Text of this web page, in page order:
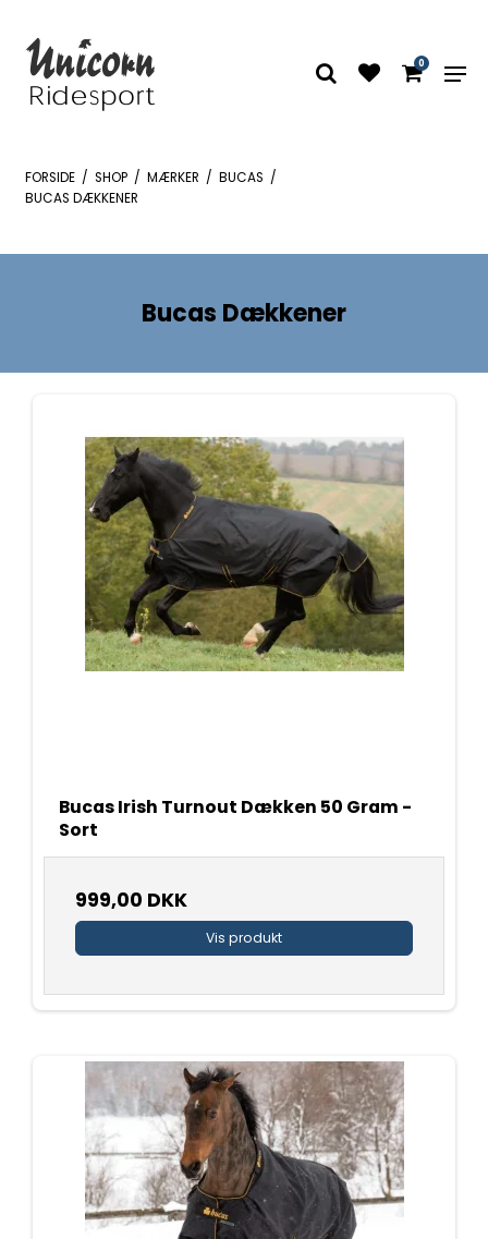
0
FORSIDE / SHOP / MÆRKER / BUCAS /
BUCAS DÆKKENER
Bucas Dækkener
Bucas Irish Turnout Dækken 50 Gram -
Sort
999,00 DKK
Vis produkt